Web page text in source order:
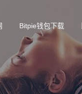
Bitpie钱包下载